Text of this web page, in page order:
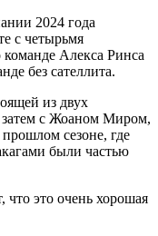
2024 года
с четырьмя
Алекса Ринса
без сателлита.
из двух
с Жоаном Миром,
сезоне, где
были частью
что это очень хорошая